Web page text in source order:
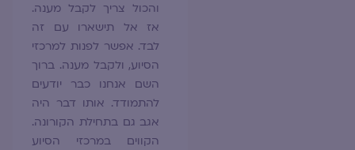
והכול צריך לקבל מענה.
אז אל תישארו עם זה
לבד. אפשר לפנות למרכזי
הסיוע, ולקבל מענה. ברוך
השם אנחנו כבר יודעים
להתמודד. אותו דבר היה
אגב גם בתחילת הקורונה.
הקווים במרכזי הסיוע